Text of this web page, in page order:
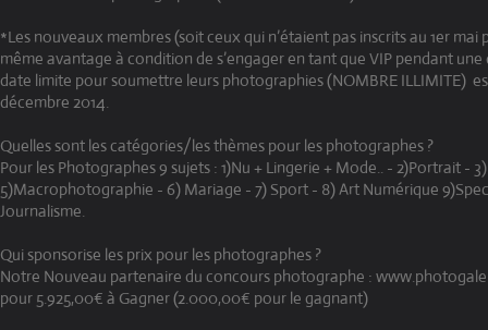
*Les nouveaux membres (soit ceux qui n’étaient pas inscrits au 1er
même avantage à condition de s’engager en tant que VIP pendant une
date limite pour soumettre leurs photographies (NOMBRE ILLIMITE)
décembre 2014.
Quelles sont les catégories/les thèmes pour les photographes ?
Pour les Photographes 9 sujets : 1)Nu + Lingerie + Mode.. - 2)Portrait -
5)Macrophotographie - 6) Mariage - 7) Sport - 8) Art Numérique
Journalisme.
Qui sponsorise les prix pour les photographes ?
Notre Nouveau partenaire du concours photographe :
pour 5.925,00€ à Gagner (2.000,00€ pour le gagnant)